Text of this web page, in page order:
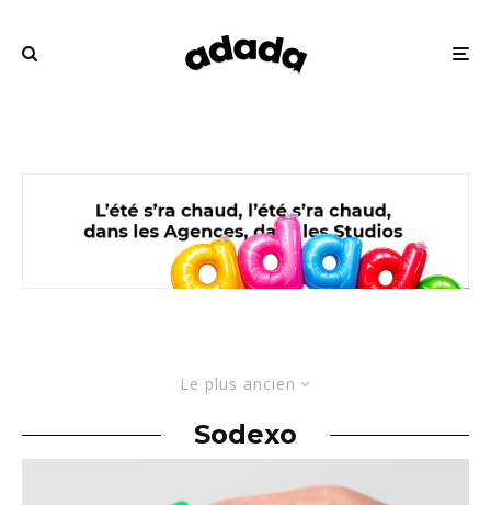
Le plus ancien
Sodexo